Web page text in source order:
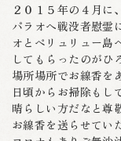
２０１５年の４月に
パラオへ戦没者慰霊
オとペリュリュー島
してもらったのがひ
場所場所でお線香を
日頃からお掃除もし
晴らしい方だなと尊
お線香を送らせてい